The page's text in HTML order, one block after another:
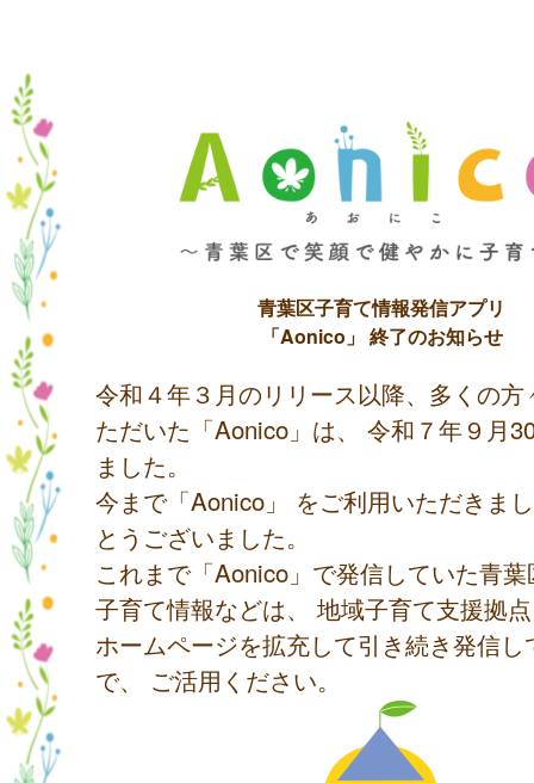
青葉区子育て情報発信アプリ
「Aonico」 終了のお知らせ
令和４年３月のリリース以降、多くの方
ただいた「Aonico」は、 令和７年９月
ました。
今まで「Aonico」 をご利用いただきま
とうございました。
これまで「Aonico」で発信していた青
子育て情報などは、 地域子育て支援拠
ホームページを拡充して引き続き発信し
で、 ご活用ください。